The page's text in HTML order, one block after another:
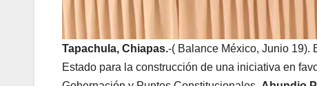
Tapachula, Chiapas.-( Balance México, Junio 19).
Estado para la construcción de una iniciativa en